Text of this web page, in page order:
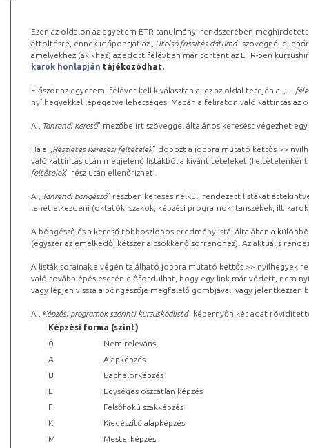
Ezen az oldalon az egyetem ETR tanulmányi rendszerében
áttöltésre, ennek időpontját az „ Utolsó frissítés dátuma” szövegnél
amelyekhez (akikhez) az adott félévben már történt az ETR-ben
karok honlapján tájékozódhat.
Először az egyetemi félévet kell kiválasztania, ez az oldal tetején a „
…
nyílhegyekkel lépegetve lehetséges. Magán a feliraton való kattintás az
A „ Tanrendi kereső” mezőbe írt szöveggel általános keresést végezhet
Ha a „ Részletes keresési feltételek” dobozt a jobbra mutató kettős >>
való kattintás után megjelenő listákból a kívánt tételeket (feltételenként
feltételek” rész után ellenőrizheti.
A „ Tanrendi böngésző” részben keresés nélkül, rendezett listákat
lehet elkezdeni (oktatók, szakok, képzési programok, tanszékek, ill.
A böngésző és a kereső többoszlopos eredménylistái általában a
(egyszer az emelkedő, kétszer a csökkenő sorrendhez). Az aktuális
A listák sorainak a végén található jobbra mutató kettős >> nyílhegyek
való továbblépés esetén előfordulhat, hogy egy link már védett, nem
vagy lépjen vissza a böngészője megfelelő gombjával, vagy
A „ Képzési programok szerinti kurzuskódlista” képernyőn két adat
Képzési forma (szint)
0
Nem releváns
A
Alapképzés
B
Bachelorképzés
E
Egységes osztatlan képzés
F
Felsőfokú szakképzés
K
Kiegészítő alapképzés
M
Mesterképzés